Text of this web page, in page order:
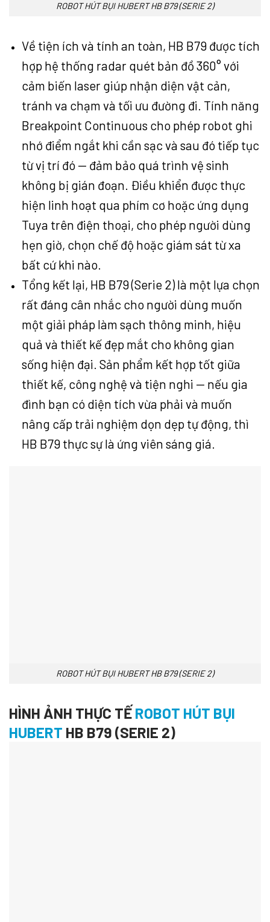
ROBOT HÚT BỤI HUBERT HB B79 (SERIE 2)
Về tiện ích và tính an toàn, HB B79 được tích
hợp hệ thống radar quét bản đồ 360° với
cảm biến laser giúp nhận diện vật cản,
tránh va chạm và tối ưu đường đi. Tính năng
Breakpoint Continuous cho phép robot ghi
nhớ điểm ngắt khi cần sạc và sau đó tiếp tục
từ vị trí đó — đảm bảo quá trình vệ sinh
không bị gián đoạn. Điều khiển được thực
hiện linh hoạt qua phím cơ hoặc ứng dụng
Tuya trên điện thoại, cho phép người dùng
hẹn giờ, chọn chế độ hoặc giám sát từ xa
bất cứ khi nào.
Tổng kết lại, HB B79 (Serie 2) là một lựa chọn
rất đáng cân nhắc cho người dùng muốn
một giải pháp làm sạch thông minh, hiệu
quả và thiết kế đẹp mắt cho không gian
sống hiện đại. Sản phẩm kết hợp tốt giữa
thiết kế, công nghệ và tiện nghi — nếu gia
đình bạn có diện tích vừa phải và muốn
nâng cấp trải nghiệm dọn dẹp tự động, thì
HB B79 thực sự là ứng viên sáng giá.
ROBOT HÚT BỤI HUBERT HB B79 (SERIE 2)
HÌNH ẢNH THỰC TẾ ROBOT HÚT BỤI
HUBERT HB B79 (SERIE 2)